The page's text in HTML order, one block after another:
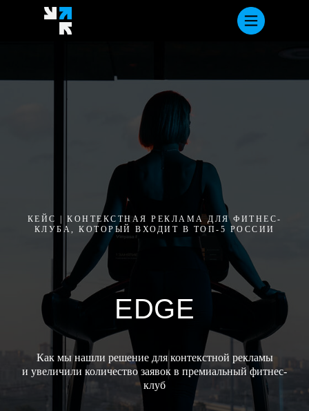
КЕЙС | КОНТЕКСТНАЯ РЕКЛАМА ДЛЯ ФИТНЕС-
КЛУБА, КОТОРЫЙ ВХОДИТ В ТОП-5 РОССИИ
EDGE
Как мы нашли решение для контекстной рекламы
и увеличили количество заявок в премиальный фитнес-
клуб